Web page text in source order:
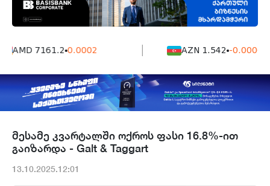
AMD 7161.2 0.0002 AZN 1.542 -0.0006
მესამე კვარტალში ოქროს ფასი 16.8%-ით
გაიზარდა - Galt & Taggart
13.10.2025.12:01